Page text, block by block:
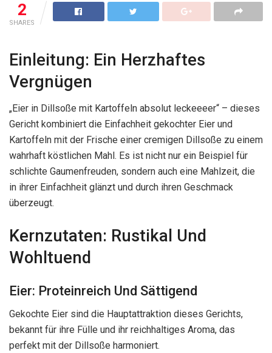
2
SHARES
Einleitung: Ein Herzhaftes
Vergnügen
„Eier in Dillsoße mit Kartoffeln absolut leckeeeer“ – dieses
Gericht kombiniert die Einfachheit gekochter Eier und
Kartoffeln mit der Frische einer cremigen Dillsoße zu einem
wahrhaft köstlichen Mahl. Es ist nicht nur ein Beispiel für
schlichte Gaumenfreuden, sondern auch eine Mahlzeit, die
in ihrer Einfachheit glänzt und durch ihren Geschmack
überzeugt.
Kernzutaten: Rustikal Und
Wohltuend
Eier: Proteinreich Und Sättigend
Gekochte Eier sind die Hauptattraktion dieses Gerichts,
bekannt für ihre Fülle und ihr reichhaltiges Aroma, das
perfekt mit der Dillsoße harmoniert.